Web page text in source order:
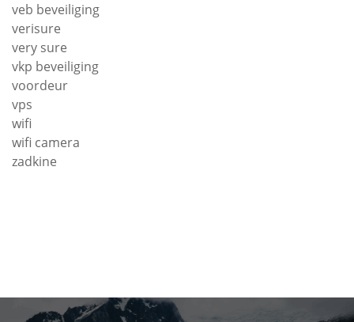
veb beveiliging
verisure
very sure
vkp beveiliging
voordeur
vps
wifi
wifi camera
zadkine